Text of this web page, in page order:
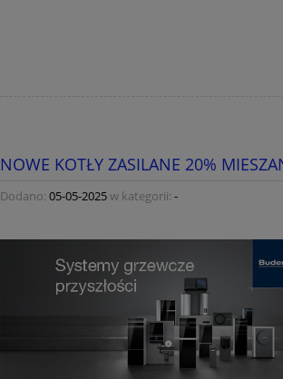
NOWE KOTŁY ZASILANE 20%
Dodano: 05-05-2025w kategorii: -